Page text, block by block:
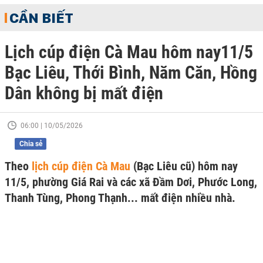
CẦN BIẾT
Lịch cúp điện Cà Mau hôm nay11/5
Bạc Liêu, Thới Bình, Năm Căn, Hồng
Dân không bị mất điện
06:00 | 10/05/2026
Chia sẻ
Theo lịch cúp điện Cà Mau (Bạc Liêu cũ) hôm nay
11/5, phường Giá Rai và các xã Đầm Dơi, Phước Long,
Thanh Tùng, Phong Thạnh... mất điện nhiều nhà.